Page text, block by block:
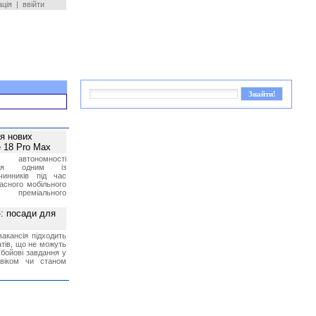
| ввійти
нових
18 Pro Max
одним із
під час
мобільного
преміального
посади для
підходить
що не можуть
завдання у
віком чи станом